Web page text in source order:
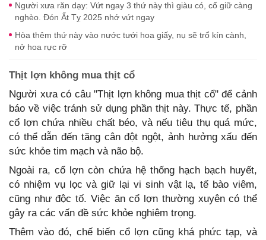
Người xưa răn dạy: Vứt ngay 3 thứ này thì giàu có, cố giữ càng
nghèo. Đón Ất Tỵ 2025 nhớ vứt ngay
Hòa thêm thứ này vào nước tưới hoa giấy, nụ sẽ trổ kín cành,
nở hoa rực rỡ
Thịt lợn không mua thịt cổ
Người xưa có câu "Thịt lợn không mua thịt cổ" để cảnh
báo về việc tránh sử dụng phần thịt này. Thực tế, phần
cổ lợn chứa nhiều chất béo, và nếu tiêu thụ quá mức,
có thể dẫn đến tăng cân đột ngột, ảnh hưởng xấu đến
sức khỏe tim mạch và não bộ.
Ngoài ra, cổ lợn còn chứa hệ thống hạch bạch huyết,
có nhiệm vụ lọc và giữ lại vi sinh vật lạ, tế bào viêm,
cũng như độc tố. Việc ăn cổ lợn thường xuyên có thể
gây ra các vấn đề sức khỏe nghiêm trọng.
Thêm vào đó, chế biến cổ lợn cũng khá phức tạp, và